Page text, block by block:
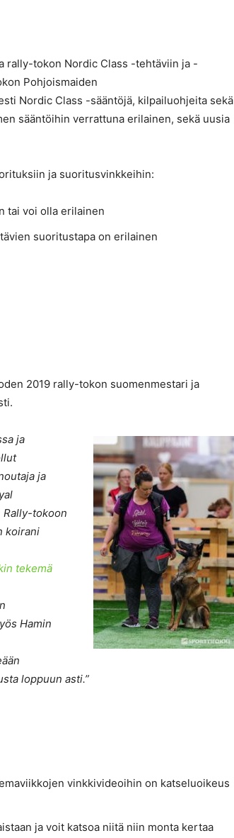
rally-tokon Nordic Class -tehtäviin ja -
Pohjoismaiden
Nordic Class -sääntöjä, kilpailuohjeita sekä
sääntöihin verrattuna erilainen, sekä uusia
ja suoritusvinkkeihin:
tai voi olla erilainen
suoritustapa on erilainen
2019 rally-tokon suomenmestari ja
ja
ja
Rally-tokoon
koirani
tekemä
Hamin
loppuun asti.”
vinkkivideoihin on katseluoikeus
ja voit katsoa niitä niin monta kertaa